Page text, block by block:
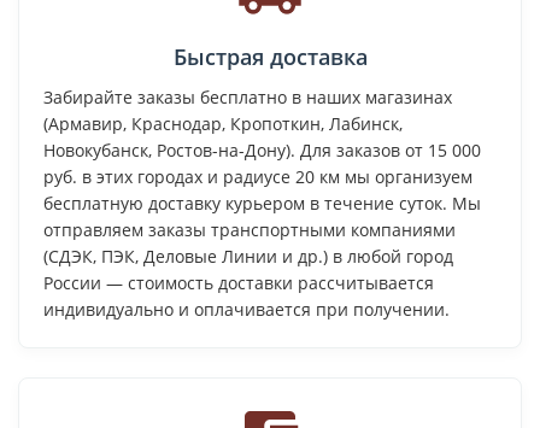
Быстрая доставка
Забирайте заказы бесплатно в наших магазинах
(Армавир, Краснодар, Кропоткин, Лабинск,
Новокубанск, Ростов-на-Дону). Для заказов от 15 000
руб. в этих городах и радиусе 20 км мы организуем
бесплатную доставку курьером в течение суток. Мы
отправляем заказы транспортными компаниями
(СДЭК, ПЭК, Деловые Линии и др.) в любой город
России — стоимость доставки рассчитывается
индивидуально и оплачивается при получении.